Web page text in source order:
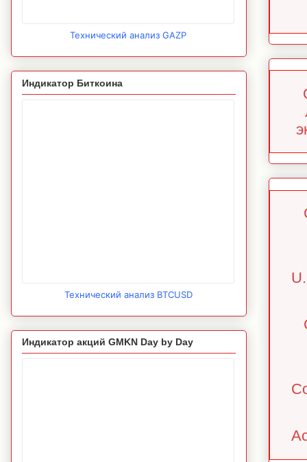
Технический анализ GAZP
Индикатор Биткоина
Технический анализ BTCUSD
Индикатор акций GMKN Day by Day